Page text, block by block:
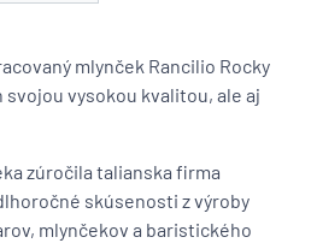
mlynček Rancilio Rocky
vysokou kvalitou, ale aj
zúročila talianska firma
skúsenosti z výroby
mlynčekov a baristického